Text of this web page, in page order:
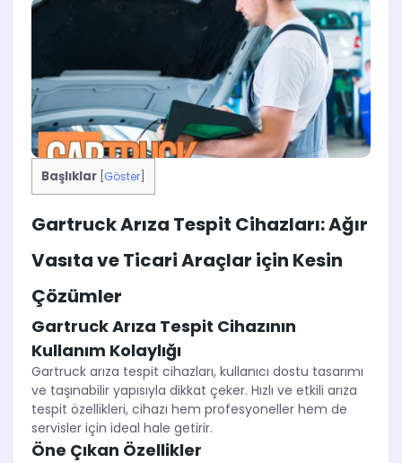
Başlıklar Göster
Gartruck Arıza Tespit Cihazları: Ağır
Vasıta ve Ticari Araçlar için Kesin
Çözümler
Gartruck Arıza Tespit Cihazının
Kullanım Kolaylığı
Gartruck arıza tespit cihazları, kullanıcı dostu tasarımı
ve taşınabilir yapısıyla dikkat çeker. Hızlı ve etkili arıza
tespit özellikleri, cihazı hem profesyoneller hem de
servisler için ideal hale getirir.
Öne Çıkan Özellikler